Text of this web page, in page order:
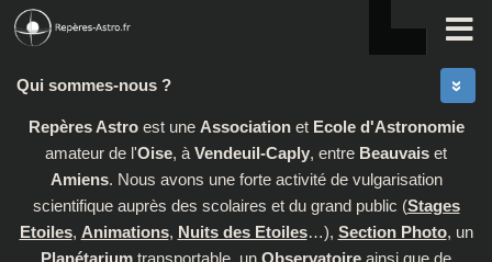
Skip to content
Qui sommes-nous ?
Repères Astroest une Associationet Ecole d'Astronomie
amateur de l'Oise, à Vendeuil-Caply, entre Beauvais et
Amiens. Nous avons une forte activité de vulgarisation
scientifique auprès des scolaires et du grand public (Stages
Etoiles, Animations, Nuits des Etoiles…), Section Photo, un
Planétarium transportable, un Observatoire ainsi que de